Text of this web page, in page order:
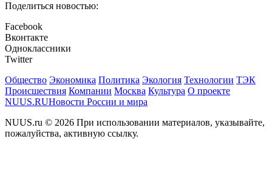
Поделиться новостью:
Facebook
Вконтакте
Одноклассники
Twitter
Общество Экономика Политика Экология Технологии ТЭК
Происшествия Компании Москва Культура О проекте
NUUS.RUНовости России и мира
NUUS.ru © 2026 При использовании материалов, указывайте,
пожалуйства, активную ссылку.